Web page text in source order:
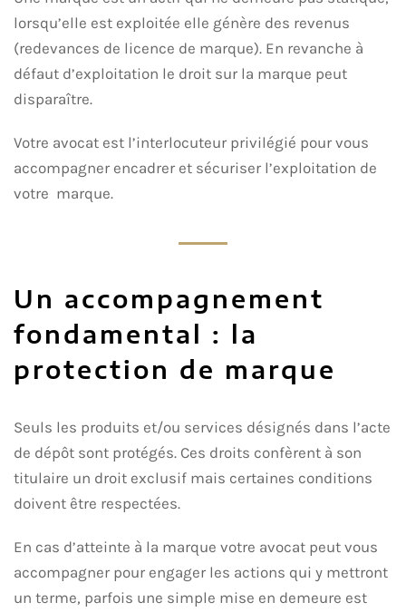
lorsqu’elle est exploitée elle génère des revenus
(redevances de licence de marque). En revanche à
défaut d’exploitation le droit sur la marque peut
disparaître.
Votre avocat est l’interlocuteur privilégié pour vous
accompagner encadrer et sécuriser l’exploitation de
votre marque.
Un accompagnement
fondamental : la
protection de marque
Seuls les produits et/ou services désignés dans l’acte
de dépôt sont protégés. Ces droits confèrent à son
titulaire un droit exclusif mais certaines conditions
doivent être respectées.
En cas d’atteinte à la marque votre avocat peut vous
accompagner pour engager les actions qui y mettront
un terme, parfois une simple mise en demeure est